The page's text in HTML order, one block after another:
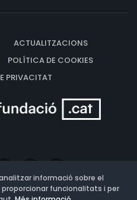
ACTUALITZACIONS
POLÍTICA DE COOKIES
PRIVACITAT
informació sobre el
proporcionar funcionalitats i per